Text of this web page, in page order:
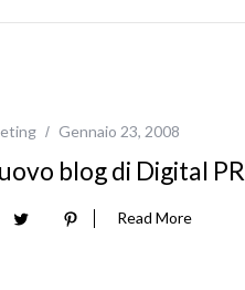
Gennaio 23, 2008
blog di Digital PR
Read More